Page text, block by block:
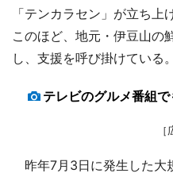
「テンカラセン」が立ち
このほど、地元・伊豆山の
し、支援を呼び掛けている。
テレビのグルメ番組
［
昨年7月3日に発生した大